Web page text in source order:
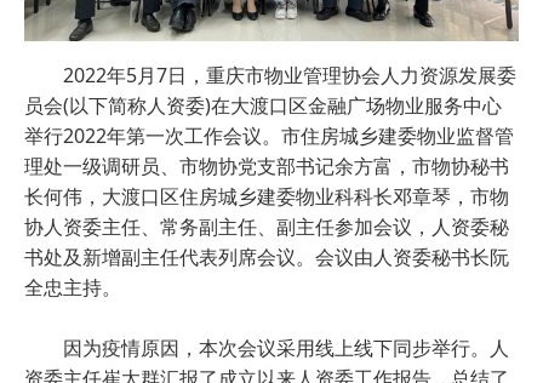
2022年5月7日，重庆市物业管理协会人力资源发展委
员会(以下简称人资委)在大渡口区金融广场物业服务中心
举行2022年第一次工作会议。市住房城乡建委物业监督管
理处一级调研员、市物协党支部书记余方富，市物协秘书
长何伟，大渡口区住房城乡建委物业科科长邓章琴，市物
协人资委主任、常务副主任、副主任参加会议，人资委秘
书处及新增副主任代表列席会议。会议由人资委秘书长阮
全忠主持。
因为疫情原因，本次会议采用线上线下同步举行。人